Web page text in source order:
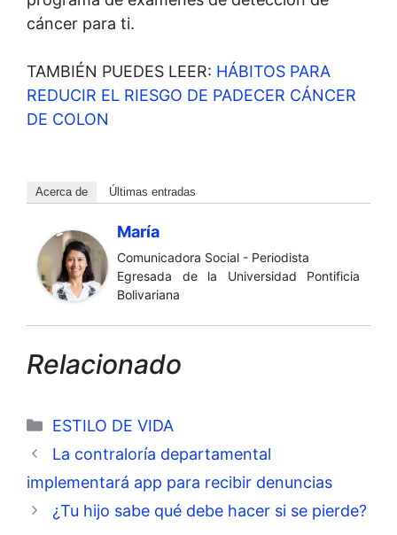
cáncer para ti.
TAMBIÉN PUEDES LEER: HÁBITOS PARA
REDUCIR EL RIESGO DE PADECER CÁNCER
DE COLON
Acerca de Últimas entradas
María
Comunicadora Social - Periodista
Egresada de la Universidad Pontificia
Bolivariana
Relacionado
Categorías
ESTILO DE VIDA
La contraloría departamental
implementará app para recibir denuncias
¿Tu hijo sabe qué debe hacer si se pierde?